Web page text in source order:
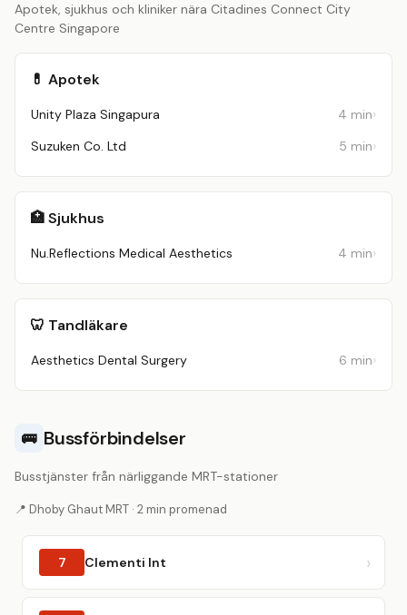
Apotek, sjukhus och kliniker nära Citadines Connect City
Centre Singapore
💊 Apotek
Unity Plaza Singapura
4 min
Suzuken Co. Ltd
5 min
🏥 Sjukhus
Nu.Reflections Medical Aesthetics 4 min
🦷 Tandläkare
Aesthetics Dental Surgery 6 min
🚌 Bussförbindelser
Busstjänster från närliggande MRT-stationer
📍 Dhoby Ghaut MRT · 2 min promenad
7 Clementi Int